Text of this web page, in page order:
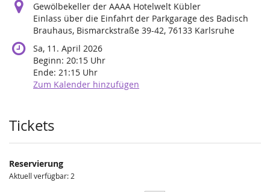
Gewölbekeller der AAAA Hotelwelt Kübler
Einlass über die Einfahrt der Parkgarage des Badisch
Brauhaus, Bismarckstraße 39-42, 76133 Karlsruhe
Sa, 11. April 2026
Beginn: 20:15 Uhr
Ende: 21:15 Uhr
Zum Kalender hinzufügen
Produkte
Tickets
Reservierung
Aktuell verfügbar: 2